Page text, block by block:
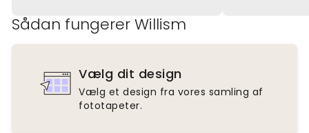
Sådan fungerer Willism
Vælg dit design
Vælg et design fra vores samling af
fototapeter.